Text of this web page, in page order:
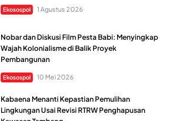
Ekosospol 1 Agustus 2026
Nobar dan Diskusi Film Pesta Babi: Menyingkap
Wajah Kolonialisme di Balik Proyek
Pembangunan
Ekosospol 10 Mei 2026
Kabaena Menanti Kepastian Pemulihan
Lingkungan Usai Revisi RTRW Penghapusan